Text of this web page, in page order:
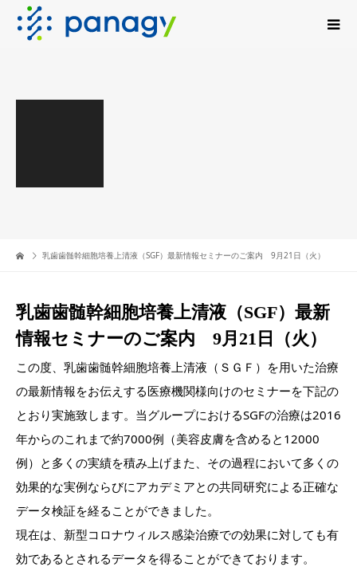
乳歯歯髄幹細胞培養上清液（SGF）最新情報セミナーのご案内 9月21日（火）
乳歯歯髄幹細胞培養上清液（SGF）最新
情報セミナーのご案内 9月21日（火）
この度、乳歯歯髄幹細胞培養上清液（ＳＧＦ）を用いた治療
の最新情報をお伝えする医療機関様向けのセミナーを下記の
とおり実施致します。当グループにおけるSGFの治療は2016
年からのこれまで約7000例（美容皮膚を含めると12000
例）と多くの実績を積み上げまた、その過程において多くの
効果的な実例ならびにアカデミアとの共同研究による正確な
データ検証を経ることができました。
現在は、新型コロナウィルス感染治療での効果に対しても有
効であるとされるデータを得ることができております。